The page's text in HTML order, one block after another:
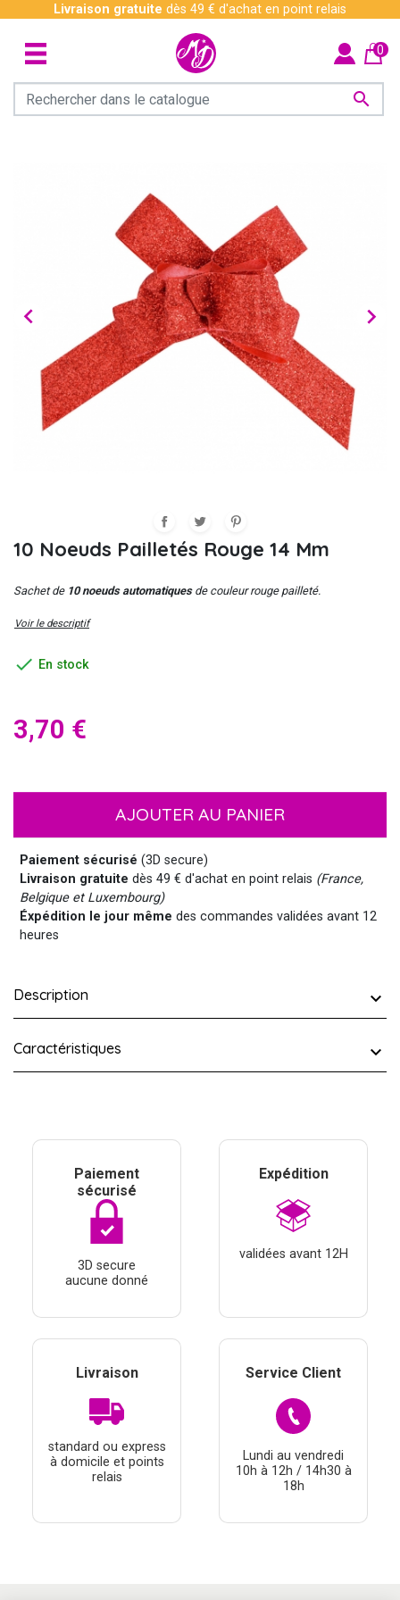
Livraison gratuite dès 49 € d'achat en point relais

0
 
10 Noeuds Pailletés Rouge 14 Mm
Sachet de 10 noeuds automatiquesde couleur rouge pailleté.
Voir le descriptif
 En stock
3,70 €
AJOUTER AU PANIER
Paiement sécurisé (3D secure)
Livraison gratuite dès 49 € d'achat en point relais (France,
Belgique et Luxembourg)
Éxpédition le jour même des commandes validées avant 12
heures
Description
Caractéristiques
Paiement
sécurisé
3D secure
aucune donné
Expédition
validées avant 12H
Livraison
standard ou express
à domicile et points
relais
Service Client
Lundi au vendredi
10h à 12h / 14h30 à
18h